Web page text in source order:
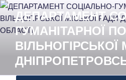
Перейти
до
вмісту
ДЕПАРТАМЕНТ
ГУМАНІТАРНОЇ
ВІЛЬНОГІРСЬКОЇ